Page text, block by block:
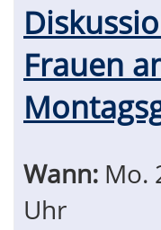
Frauen
Wann: Mo.
Uhr